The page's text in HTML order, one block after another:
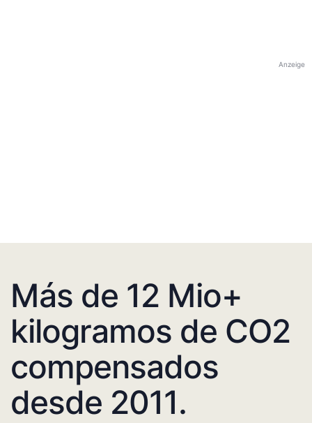
Anzeige
Más de 12 Mio+
kilogramos de CO2
compensados
desde 2011.